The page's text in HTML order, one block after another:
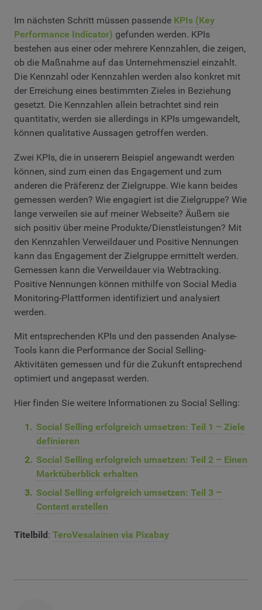
Im nächsten Schritt müssen passende KPIs (Key
Performance Indicator) gefunden werden. KPIs
bestehen aus einer oder mehrere Kennzahlen, die zeigen,
ob die Maßnahme auf das Unternehmensziel einzahlt.
Die Kennzahl oder Kennzahlen werden also konkret mit
der Erreichung eines bestimmten Zieles in Beziehung
gesetzt. Die Kennzahlen allein betrachtet sind rein
quantitativ, werden sie allerdings in KPIs umgewandelt,
können qualitative Aussagen getroffen werden.
Zwei KPIs, die in unserem Beispiel angewandt werden
können, sind zum einen das Engagement und zum
anderen die Präferenz der Zielgruppe. Wie kann beides
gemessen werden? Wie engagiert ist die Zielgruppe? Wie
lange verweilen sie auf meiner Webseite? Äußern sie
sich positiv über meine Produkte/Dienstleistungen? Mit
den Kennzahlen Verweildauer und Positive Nennungen
kann das Engagement der Zielgruppe ermittelt werden.
Gemessen kann die Verweildauer via Webtracking.
Positive Nennungen können mithilfe von Social Media
Monitoring-Plattformen identifiziert und analysiert
werden.
Mit entsprechenden KPIs und den passenden Analyse-
Tools kann die Performance der Social Selling-
Aktivitäten gemessen und für die Zukunft entsprechend
optimiert und angepasst werden.
Hier finden Sie weitere Informationen zu Social Selling:
Social Selling erfolgreich umsetzen: Teil 1 – Ziele
definieren
Social Selling erfolgreich umsetzen: Teil 2 – Einen
Marktüberblick erhalten
Social Selling erfolgreich umsetzen: Teil 3 –
Content erstellen
Titelbild : TeroVesalainen via Pixabay